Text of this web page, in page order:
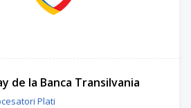
de la Banca Transilvania
Plati